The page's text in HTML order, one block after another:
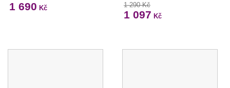
1 690 Kč 1 290 Kč
1 097 Kč